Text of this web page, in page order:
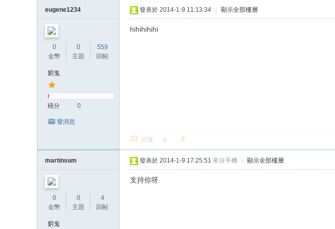
eugene1234
0
金幣
0
主題
559
回帖
窮鬼
積分 0
發消息
發表於 2014-1-9 11:13:34 顯示全部樓層
hihihihihi
回復
martinsum
0
金幣
0
主題
4
回帖
窮鬼
發表於 2014-1-9 17:25:51 來自手機 顯示全部樓層
支持你呀